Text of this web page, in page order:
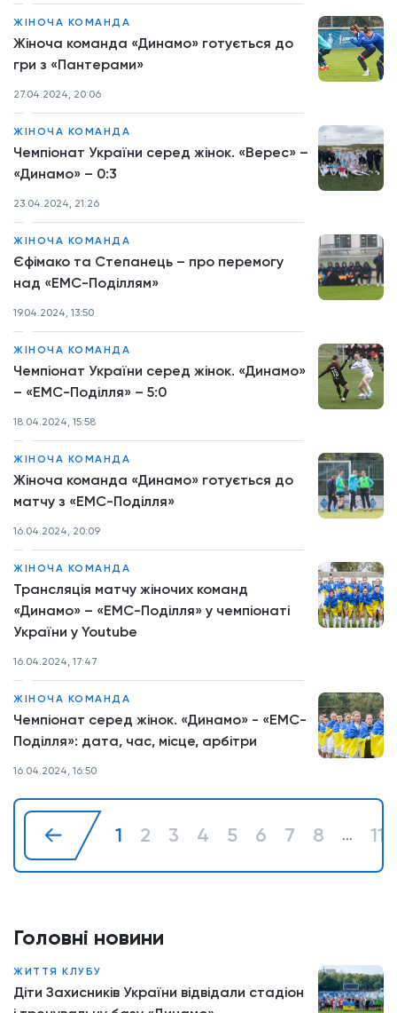
ЖІНОЧА КОМАНДА
Жіноча команда «Динамо» готується до
гри з «Пантерами»
27.04.2024, 20:06
ЖІНОЧА КОМАНДА
Чемпіонат України серед жінок. «Верес» –
«Динамо» – 0:3
23.04.2024, 21:26
ЖІНОЧА КОМАНДА
Єфімако та Степанець – про перемогу
над «ЕМС-Поділлям»
19.04.2024, 13:50
ЖІНОЧА КОМАНДА
Чемпіонат України серед жінок. «Динамо»
– «ЕМС-Поділля» – 5:0
18.04.2024, 15:58
ЖІНОЧА КОМАНДА
Жіноча команда «Динамо» готується до
матчу з «ЕМС-Поділля»
16.04.2024, 20:09
ЖІНОЧА КОМАНДА
Трансляція матчу жіночих команд
«Динамо» – «ЕМС-Поділля» у чемпіонаті
України у Youtube
16.04.2024, 17:47
ЖІНОЧА КОМАНДА
Чемпіонат серед жінок. «Динамо» - «ЕМС-
Поділля»: дата, час, місце, арбітри
16.04.2024, 16:50
1 2 3 4 5 6 7 8 ... 11
Головні новини
ЖИТТЯ КЛУБУ
Діти Захисників України відвідали стадіон